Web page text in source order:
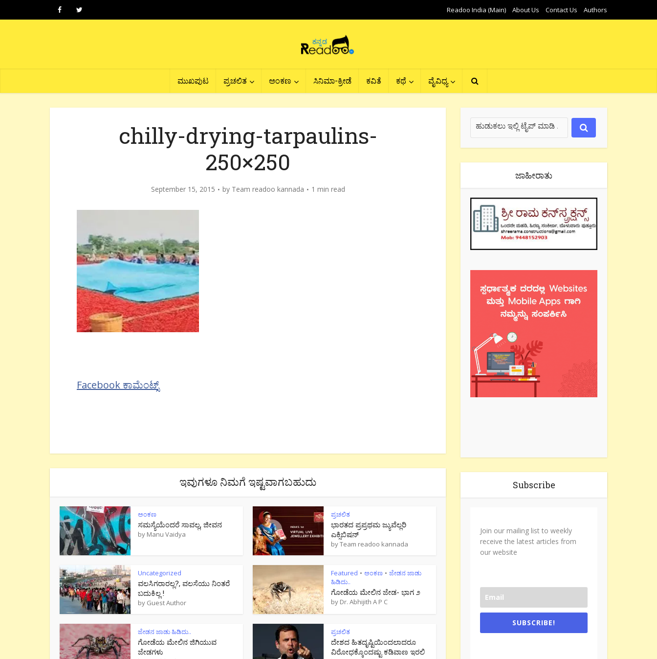
Readoo India (Main) About Us Contact Us Authors
ಮುಖಪುಟ ಪ್ರಚಲಿತ ಅಂಕಣ ಸಿನಿಮಾ-ಕ್ರೀಡೆ ಕವಿತೆ ಕಥೆ ವೈವಿಧ್ಯ
chilly-drying-tarpaulins-
250×250
September 15, 2015 by Team readoo kannada 1 min read
Facebook ಕಾಮೆಂಟ್ಸ್
ಇವುಗಳೂ ನಿಮಗೆ ಇಷ್ಟವಾಗಬಹುದು
ಅಂಕಣ
ಸಮಸ್ಯೆಯೆಂದರೆ ಸಾವಲ್ಲ, ಜೀವನ
by Manu Vaidya
ಪ್ರಚಲಿತ
ಭಾರತದ ಪ್ರಪ್ರಥಮ ಜ್ಯುವೆಲ್ಲರಿ
ಎಕ್ಸಿಬಿಷನ್
byTeam readoo kannada
Uncategorized
ವಲಸಿಗರಾರಲ್ಲ?, ವಲಸೆಯು ನಿಂತರೆ
ಬದುಕಿಲ್ಲ !
by Guest Author
Featured • ಅಂಕಣ • ಜೇಡನ ಜಾಡು
ಹಿಡಿದು..
ಗೋಡೆಯ ಮೇಲಿನ ಜೇಡ- ಭಾಗ ೨
by Dr. Abhijith A P C
ಜೇಡನ ಜಾಡು ಹಿಡಿದು..
ಗೋಡೆಯ ಮೇಲಿನ ಜಿಗಿಯುವ
ಜೇಡಗಳು
ಪ್ರಚಲಿತ
ದೇಶದ ಹಿತದೃಷ್ಟಿಯಿಂದಲಾದರೂ
ವಿರೋಧಕ್ಕೊಂದಷ್ಟು ಕಡಿವಾಣ ಇರಲಿ
ಜಾಹೀರಾತು
Subscribe
Join our mailing list to weekly
receive the latest articles from
our website
SUBSCRIBE!